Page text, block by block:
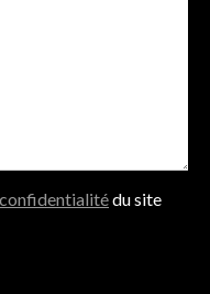
du site